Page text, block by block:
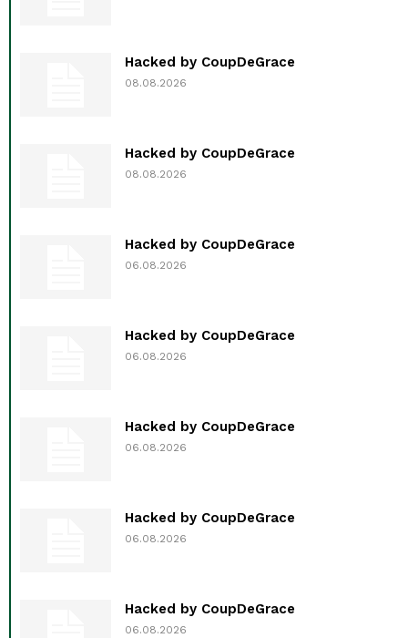
Hacked by CoupDeGrace
08.08.2026
Hacked by CoupDeGrace
08.08.2026
Hacked by CoupDeGrace
06.08.2026
Hacked by CoupDeGrace
06.08.2026
Hacked by CoupDeGrace
06.08.2026
Hacked by CoupDeGrace
06.08.2026
Hacked by CoupDeGrace
06.08.2026